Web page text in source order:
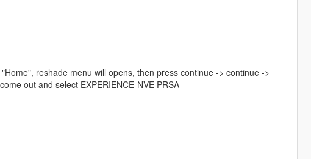
reshade menu will opens, then press continue -> continue ->
out and select EXPERIENCE-NVE PRSA